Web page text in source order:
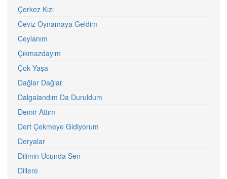
Çerkez Kızı
Ceviz Oynamaya Geldim
Ceylanım
Çıkmazdayım
Çok Yaşa
Dağlar Dağlar
Dalgalandım Da Duruldum
Demir Attım
Dert Çekmeye Gidiyorum
Deryalar
Dilimin Ucunda Sen
Dillere